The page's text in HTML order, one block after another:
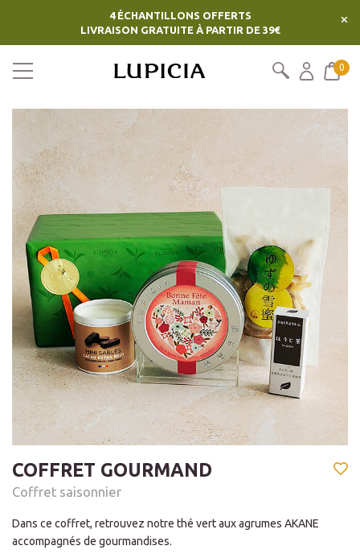
4 ÉCHANTILLONS OFFERTS
LIVRAISON GRATUITE À PARTIR DE 39€
×
0
COFFRET GOURMAND
Coffret saisonnier
Dans ce coffret, retrouvez notre thé vert aux agrumes AKANE
accompagnés de gourmandises.